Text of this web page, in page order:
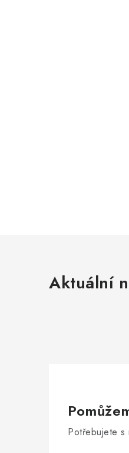
Aktuální
Potřebujete s